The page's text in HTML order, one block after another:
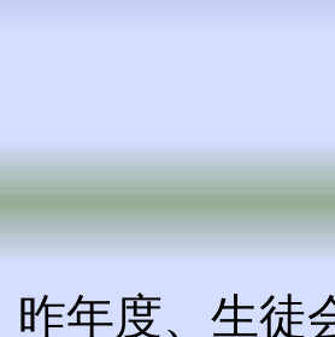
昨年度、生徒